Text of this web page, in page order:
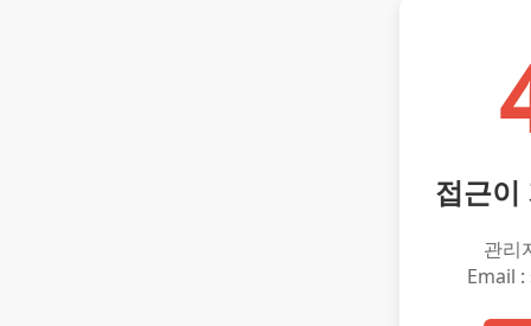
접근이
관리
Email